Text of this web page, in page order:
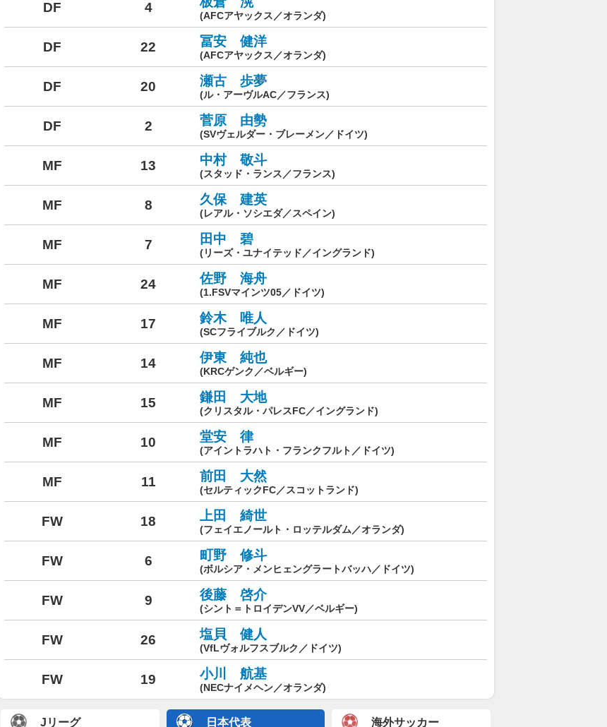
DF 4
(AFCアヤックス／オランダ)
DF 22 冨安 健洋
(AFCアヤックス／オランダ)
DF 20 瀬古 歩夢
(ル・アーヴルAC／フランス)
DF 2 菅原 由勢
(SVヴェルダー・ブレーメン／ドイツ)
MF 13 中村 敬斗
(スタッド・ランス／フランス)
MF 8 久保 建英
(レアル・ソシエダ／スペイン)
MF 7 田中 碧
(リーズ・ユナイテッド／イングランド)
MF 24 佐野 海舟
(1.FSVマインツ05／ドイツ)
MF 17 鈴木 唯人
(SCフライブルク／ドイツ)
MF 14 伊東 純也
(KRCゲンク／ベルギー)
MF 15 鎌田 大地
(クリスタル・パレスFC／イングランド)
MF 10 堂安 律
(アイントラハト・フランクフルト／ドイツ)
MF 11 前田 大然
(セルティックFC／スコットランド)
FW 18 上田 綺世
(フェイエノールト・ロッテルダム／オランダ)
FW 6 町野 修斗
(ボルシア・メンヒェングラートバッハ／ドイツ)
FW 9 後藤 啓介
(シント＝トロイデンVV／ベルギー)
FW 26 塩貝 健人
(VfLヴォルフスブルク／ドイツ)
FW 19 小川 航基
(NECナイメヘン／オランダ)
Jリーグ 日本代表 海外サッカー